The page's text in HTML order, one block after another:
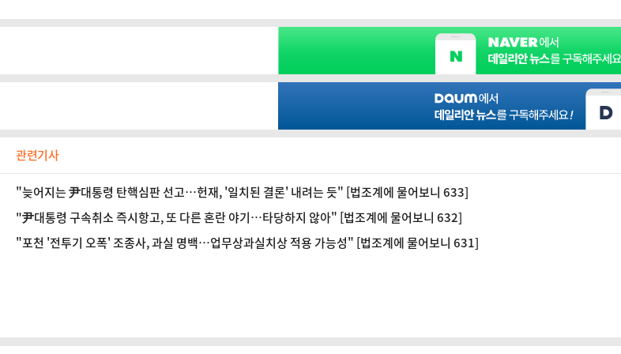
관련기사
"늦어지는 尹대통령 탄핵심판 선고…헌재, '일치된 결론' 내려는 듯" [법조계에 물어보니 633]
"尹대통령 구속취소 즉시항고, 또 다른 혼란 야기…타당하지 않아" [법조계에 물어보니 632]
"포천 '전투기 오폭' 조종사, 과실 명백…업무상과실치상 적용 가능성" [법조계에 물어보니 631]